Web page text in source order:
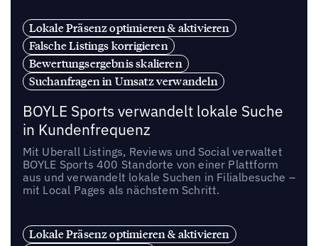
Lokale Präsenz optimieren & aktivieren
Falsche Listings korrigieren
Bewertungsergebnis skalieren
Suchanfragen in Umsatz verwandeln
BOYLE Sports verwandelt lokale Suche
in Kundenfrequenz
Mit Uberall Listings, Reviews und Social verwaltet
BOYLE Sports 400 Standorte von einer Plattform
aus und verwandelt lokale Suchen in Filialbesuche –
mit Local Pages als nächstem Schritt.
Lokale Präsenz optimieren & aktivieren